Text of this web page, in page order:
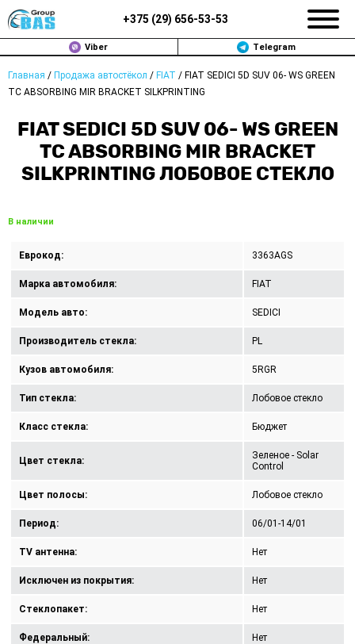
+375 (29) 656-53-53
Viber Telegram
Главная / Продажа автостёкол / FIAT / FIAT SEDICI 5D SUV 06- WS GREEN
TC ABSORBING MIR BRACKET SILKPRINTING
FIAT SEDICI 5D SUV 06- WS GREEN
TC ABSORBING MIR BRACKET
SILKPRINTING ЛОБОВОЕ СТЕКЛО
В наличии
Еврокод: 3363AGS
Марка автомобиля: FIAT
Модель авто: SEDICI
Производитель стекла: PL
Кузов автомобиля: 5RGR
Тип стекла: Лобовое стекло
Класс стекла: Бюджет
Цвет стекла:
Зеленое - Solar
Control
Цвет полосы: Лобовое стекло
Период: 06/01-14/01
TV антенна: Нет
Исключен из покрытия: Нет
Стеклопакет: Нет
Федеральный: Нет
ЗАМЕНА АВТОСТЕКОЛ В МИНСКЕ
ПРОДАЖА АВТОСТЁКОЛ
РЕМОНТ
ПОЛИТИКА КОНФИДЕНЦИАЛЬНОСТИ